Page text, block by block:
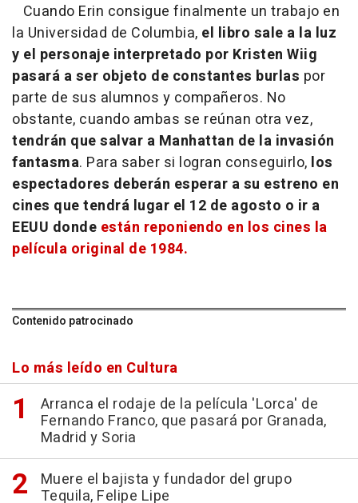
Cuando Erin consigue finalmente un trabajo en
la Universidad de Columbia, el libro sale a la luz
y el personaje interpretado por Kristen Wiig
pasará a ser objeto de constantes burlas por
parte de sus alumnos y compañeros. No
obstante, cuando ambas se reúnan otra vez,
tendrán que salvar a Manhattan de la invasión
fantasma. Para saber si logran conseguirlo, los
espectadores deberán esperar a su estreno en
cines que tendrá lugar el 12 de agosto o ir a
EEUU donde están reponiendo en los cines la
película original de 1984.
Contenido patrocinado
Lo más leído en Cultura
Arranca el rodaje de la película 'Lorca' de
Fernando Franco, que pasará por Granada,
Madrid y Soria
Muere el bajista y fundador del grupo
Tequila, Felipe Lipe